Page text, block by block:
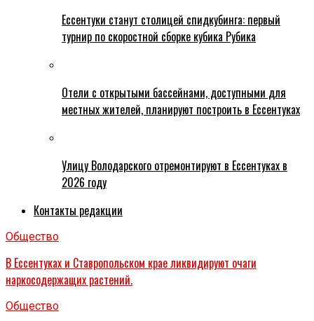
Ессентуки станут столицей спидкубинга: первый
турнир по скоростной сборке кубика Рубика
Отели с открытыми бассейнами, доступными для
местных жителей, планируют построить в Ессентуках
Улицу Володарского отремонтируют в Ессентуках в
2026 году
Контакты редакции
Общество
В Ессентуках и Ставропольском крае ликвидируют очаги
наркосодержащих растений.
Общество